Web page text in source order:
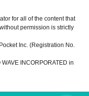
for all of the content that
permission is strictly
Inc. (Registration No.
INCORPORATED in